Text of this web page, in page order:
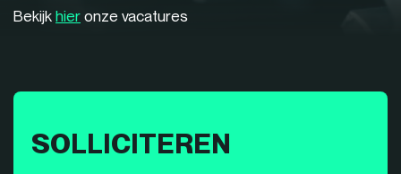
Bekijk hier onze vacatures
SOLLICITEREN